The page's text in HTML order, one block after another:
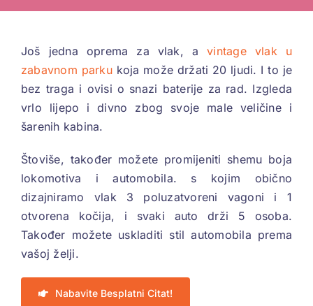
Još jedna oprema za vlak, avintage vlak u
zabavnom parkukoja može držati 20 ljudi. I to je
bez traga i ovisi o snazi ​​baterije za rad. Izgleda
vrlo lijepo i divno zbog svoje male veličine i
šarenih kabina.
Štoviše, također možete promijeniti shemu boja
lokomotiva i automobila. s kojim obično
dizajniramo vlak 3 poluzatvoreni vagoni i 1
otvorena kočija, i svaki auto drži 5 osoba.
Također možete uskladiti stil automobila prema
vašoj želji.
Nabavite Besplatni Citat!